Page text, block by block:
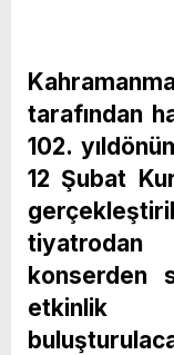
tarafından
102.
12 Şubat
tiyatrodan
konserden
etkinlik